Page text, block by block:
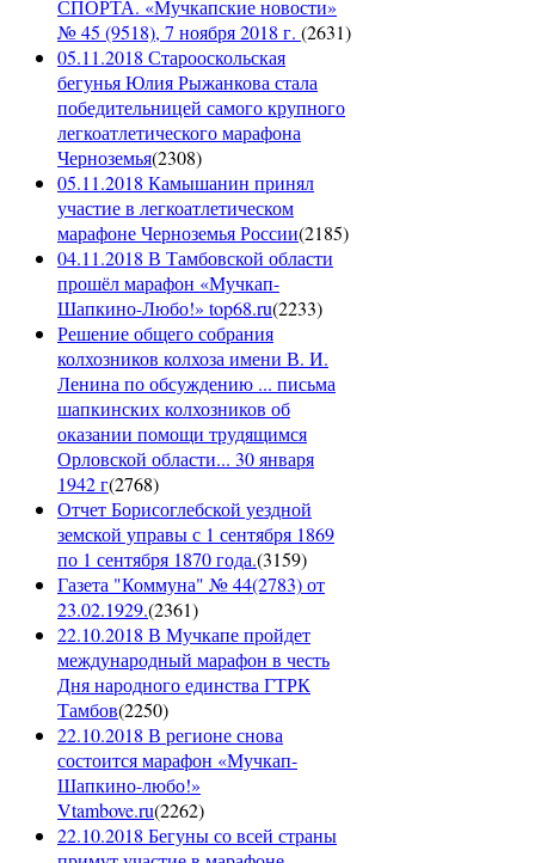
СПОРТА. «Мучкапские новости»
№ 45 (9518), 7 ноября 2018 г. (2631)
05.11.2018 Старооскольская
бегунья Юлия Рыжанкова стала
победительницей самого крупного
легкоатлетического марафона
Черноземья(2308)
05.11.2018 Камышанин принял
участие в легкоатлетическом
марафоне Черноземья России(2185)
04.11.2018 В Тамбовской области
прошёл марафон «Мучкап-
Шапкино-Любо!» top68.ru(2233)
Решение общего собрания
колхозников колхоза имени В. И.
Ленина по обсуждению ... письма
шапкинских колхозников об
оказании помощи трудящимся
Орловской области... 30 января
1942 г(2768)
Отчет Борисоглебской уездной
земской управы с 1 сентября 1869
по 1 сентября 1870 года.(3159)
Газета "Коммуна" № 44(2783) от
23.02.1929.(2361)
22.10.2018 В Мучкапе пройдет
международный марафон в честь
Дня народного единства ГТРК
Тамбов(2250)
22.10.2018 В регионе снова
состоится марафон «Мучкап-
Шапкино-любо!»
Vtambove.ru(2262)
22.10.2018 Бегуны со всей страны